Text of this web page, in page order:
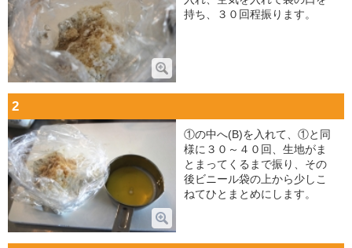
持ち、３０回程振ります。
2
①の中へ(B)を入れて、①と同
様に３０～４０回、生地がま
とまってくるまで振り、その
後ビニール袋の上から少しこ
ねてひとまとめにします。